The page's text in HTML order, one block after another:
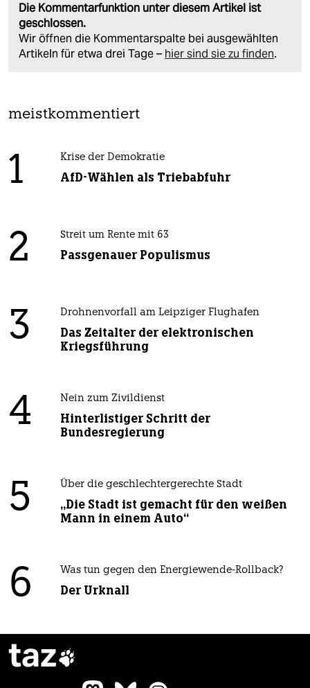
Die Kommentarfunktion unter diesem Artikel ist
geschlossen.
Wir öffnen die Kommentarspalte bei ausgewählten
Artikeln für etwa drei Tage – hier sind sie zu finden.
meistkommentiert
1 Krise der Demokratie
AfD-Wählen als Triebabfuhr
2 Streit um Rente mit 63
Passgenauer Populismus
3 Drohnenvorfall am Leipziger Flughafen
Das Zeitalter der elektronischen
Kriegsführung
4 Nein zum Zivildienst
Hinterlistiger Schritt der
Bundesregierung
5 Über die geschlechtergerechte Stadt
„Die Stadt ist gemacht für den weißen
Mann in einem Auto“
6 Was tun gegen den Energiewende-Rollback?
Der Urknall
taz